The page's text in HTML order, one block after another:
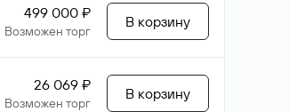
499 000 ₽
Возможен торг
В корзину
26 069 ₽
Возможен торг
В корзину